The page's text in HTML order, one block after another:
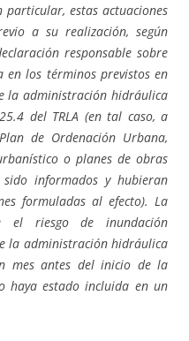
particular, estas actuaciones
a su realización, según
responsable sobre
en los términos previstos en
la administración hidráulica
del TRLA (en tal caso, a
de Ordenación Urbana,
o planes de obras
informados y hubieran
formuladas al efecto). La
el riesgo de inundación
la administración hidráulica
mes antes del inicio de la
haya estado incluida en un